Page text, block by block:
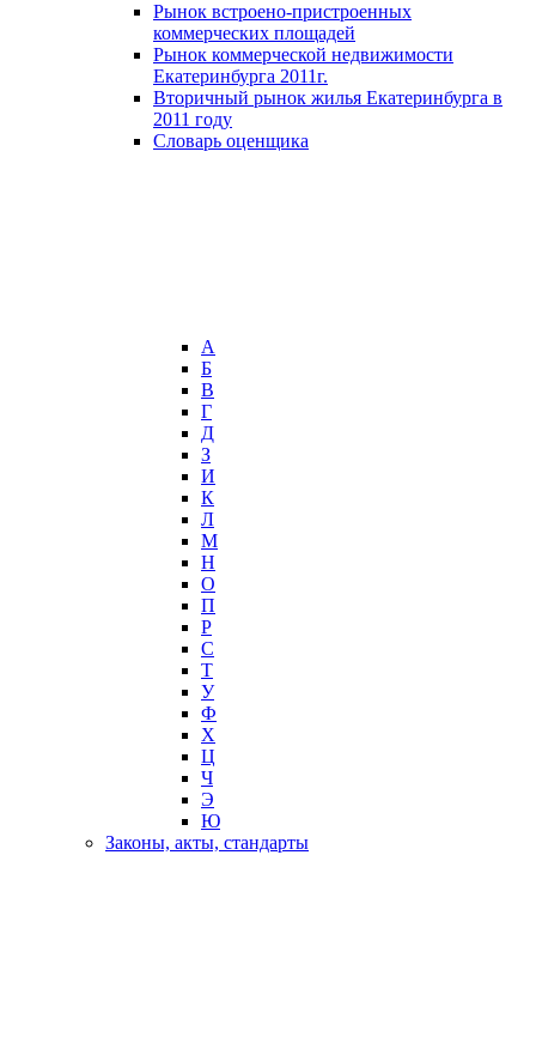
Рынок встроено-пристроенных
коммерческих площадей
Рынок коммерческой недвижимости
Екатеринбурга 2011г.
Вторичный рынок жилья Екатеринбурга в
2011 году
Словарь оценщика
А
Б
В
Г
Д
З
И
К
Л
М
Н
О
П
Р
С
Т
У
Ф
Х
Ц
Ч
Э
Ю
Законы, акты, стандарты